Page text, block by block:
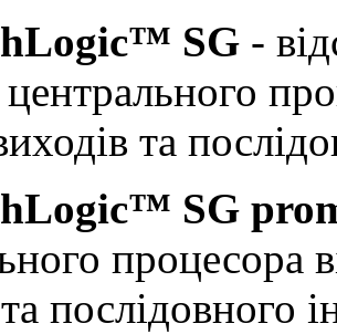
SG -
центрального
та
SG
процесора
послідовного